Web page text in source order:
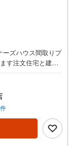
ーズハウス間取りプ
す注文住宅と建売
・丁度良い東向き
みます・前面道路
＞・藤城小学校ま
分・スーパー「フ
約22分・コンビニ
歩約18分・郵便局